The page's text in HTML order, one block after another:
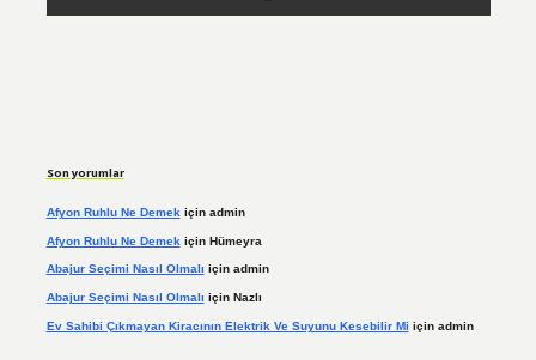
Son yorumlar
Afyon Ruhlu Ne Demek için admin
Afyon Ruhlu Ne Demek için Hümeyra
Abajur Seçimi Nasıl Olmalı için admin
Abajur Seçimi Nasıl Olmalı için Nazlı
Ev Sahibi Çıkmayan Kiracının Elektrik Ve Suyunu Kesebilir Mi için admin